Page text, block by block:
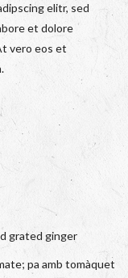
elitr, sed
et dolore
vero eos et